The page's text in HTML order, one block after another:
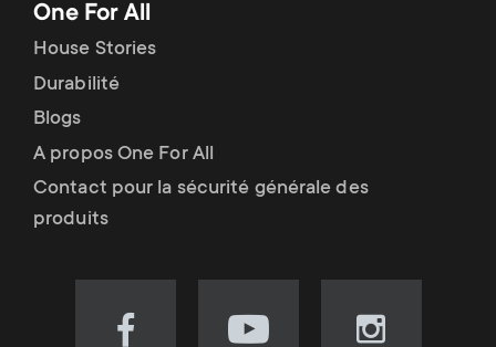
One For All
House Stories
Durabilité
Blogs
A propos One For All
Contact pour la sécurité générale des
produits